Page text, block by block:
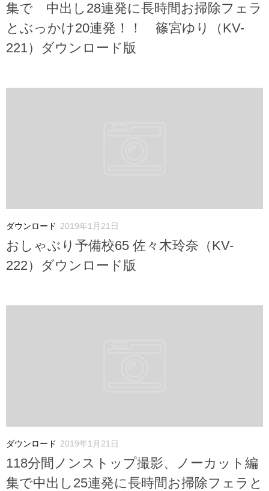
集で 中出し28連発に長時間お掃除フェラ
とぶっかけ20連発！！ 篠宮ゆり（KV-
221）ダウンロード版
ダウンロード 2019年1月21日
おしゃぶり予備校65 佐々木玲奈（KV-
222）ダウンロード版
ダウンロード 2019年1月21日
118分間ノンストップ撮影、ノーカット編
集で中出し25連発に長時間お掃除フェラと